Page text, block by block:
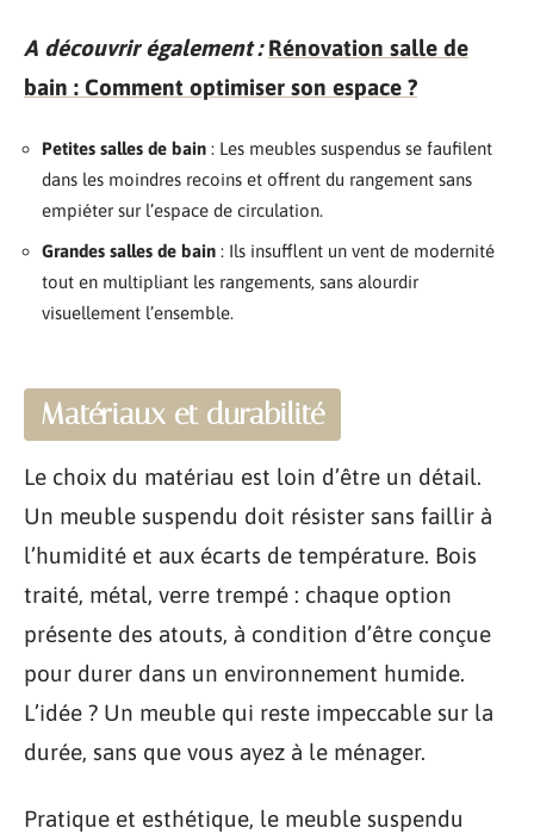
A découvrir également : Rénovation salle de
bain : Comment optimiser son espace ?
Petites salles de bain : Les meubles suspendus se faufilent
dans les moindres recoins et offrent du rangement sans
empiéter sur l’espace de circulation.
Grandes salles de bain : Ils insufflent un vent de modernité
tout en multipliant les rangements, sans alourdir
visuellement l’ensemble.
Matériaux et durabilité
Le choix du matériau est loin d’être un détail.
Un meuble suspendu doit résister sans faillir à
l’humidité et aux écarts de température. Bois
traité, métal, verre trempé : chaque option
présente des atouts, à condition d’être conçue
pour durer dans un environnement humide.
L’idée ? Un meuble qui reste impeccable sur la
durée, sans que vous ayez à le ménager.
Pratique et esthétique, le meuble suspendu